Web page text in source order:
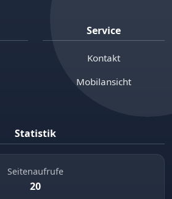
Service
Kontakt
Mobilansicht
Statistik
Seitenaufrufe
20